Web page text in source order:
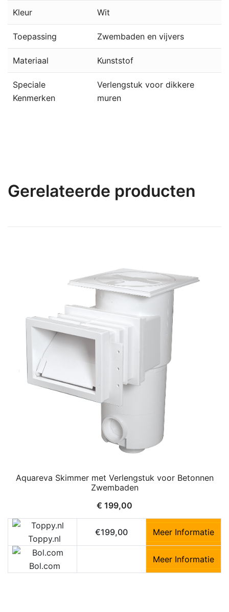
Kleur Wit
Toepassing Zwembaden en vijvers
Materiaal Kunststof
Speciale
Kenmerken
Verlengstuk voor dikkere
muren
Gerelateerde producten
Aquareva Skimmer met Verlengstuk voor Betonnen
Zwembaden
€ 199,00
Toppy.nl
€199,00 Meer Informatie
Bol.com
Meer Informatie